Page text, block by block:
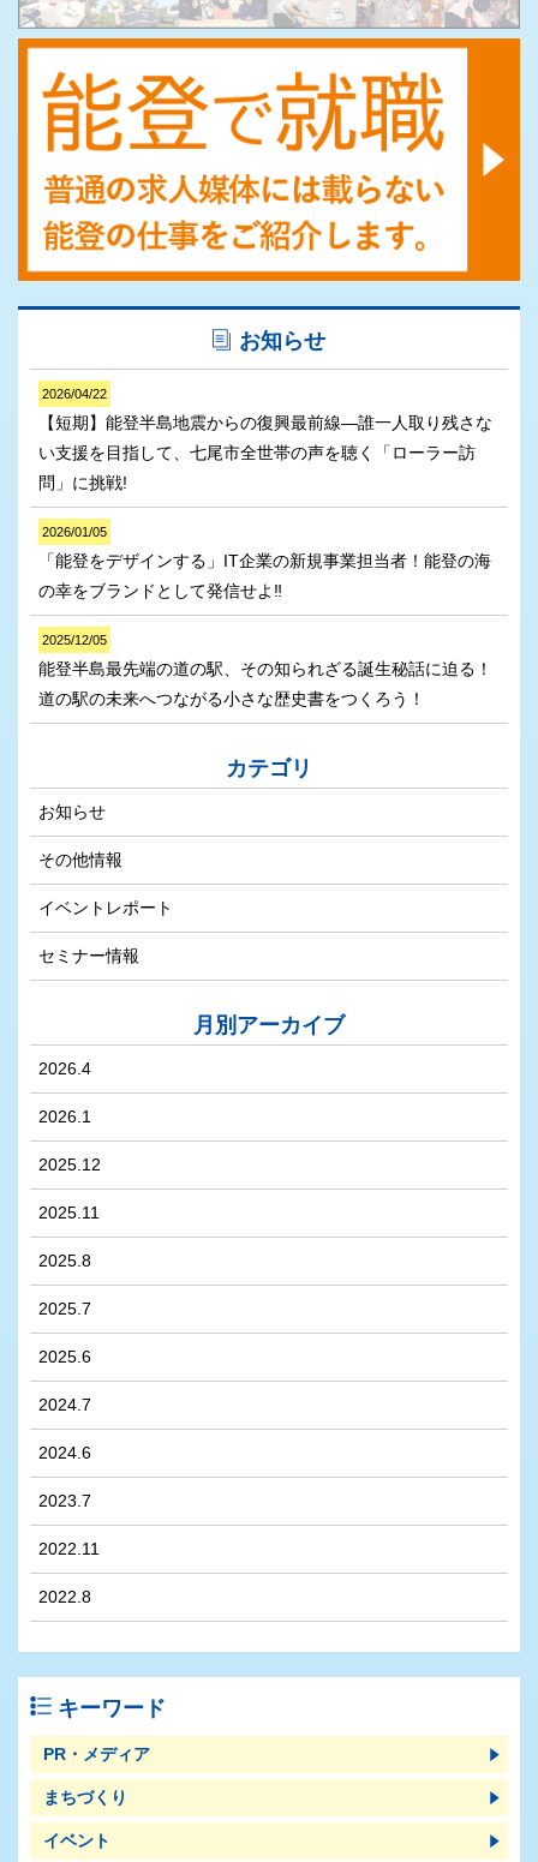
お知らせ
2026/04/22
【短期】能登半島地震からの復興最前線―誰一人取り残さな
い支援を目指して、七尾市全世帯の声を聴く「ローラー訪
問」に挑戦!
2026/01/05
「能登をデザインする」IT企業の新規事業担当者！能登の海
の幸をブランドとして発信せよ‼
2025/12/05
能登半島最先端の道の駅、その知られざる誕生秘話に迫る！
道の駅の未来へつながる小さな歴史書をつくろう！
カテゴリ
お知らせ
その他情報
イベントレポート
セミナー情報
月別アーカイブ
2026.4
2026.1
2025.12
2025.11
2025.8
2025.7
2025.6
2024.7
2024.6
2023.7
2022.11
2022.8
キーワード
PR・メディア
まちづくり
イベント